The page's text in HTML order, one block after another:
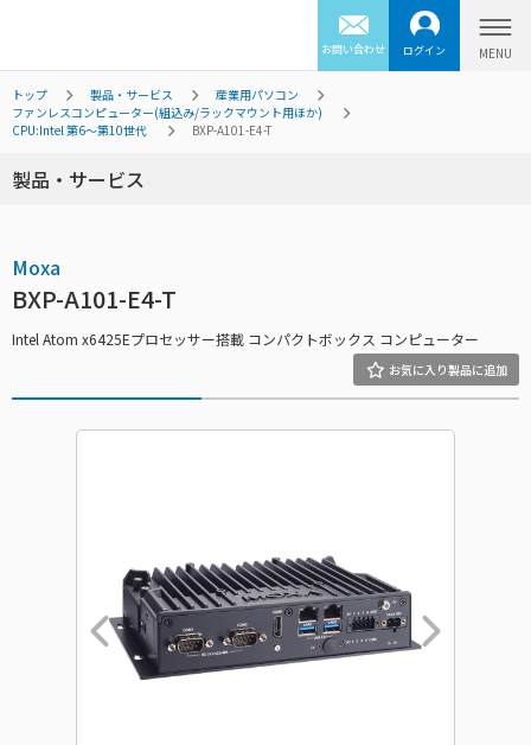
お問い合わせ ログイン
トップ 製品・サービス
産業用パソコン
ファンレスコンピューター(組込み/ラックマウント用ほか)
CPU:Intel 第6～第10世代
BXP-A101-E4-T
製品・サービス
Moxa
BXP-A101-E4-T
Intel Atom x6425Eプロセッサー搭載 コンパクトボックス コンピューター